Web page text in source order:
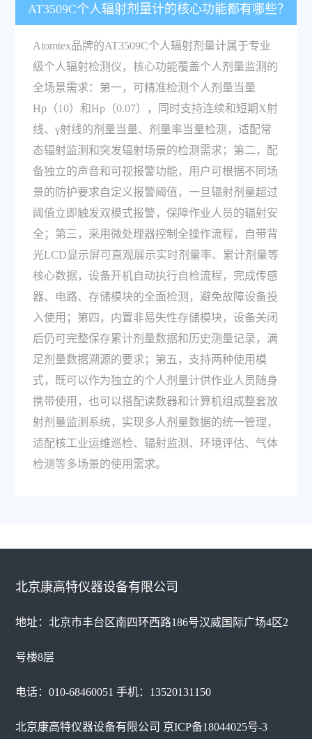
AT3509C个人辐射剂量计的核心功能都有哪些？
Atomtex品牌的AT3509C个人辐射剂量计属于专业
级个人辐射检测仪，核心功能覆盖个人剂量监测的
全场景需求：第一，可精准检测个人剂量当量
Hp（10）和Hp（0.07），同时支持连续和短期X射
线、γ射线的剂量当量、剂量率当量检测，适配常
态辐射监测和突发辐射场景的检测需求；第二，配
备独立的声音和可视报警功能，用户可根据不同场
景的防护要求自定义报警阈值，一旦辐射剂量超过
阈值立即触发双模式报警，保障作业人员的辐射安
全；第三，采用微处理器控制全操作流程，自带背
光LCD显示屏可直观展示实时剂量率、累计剂量等
核心数据，设备开机自动执行自检流程，完成传感
器、电路、存储模块的全面检测，避免故障设备投
入使用；第四，内置非易失性存储模块，设备关闭
后仍可完整保存累计剂量数据和历史测量记录，满
足剂量数据溯源的要求；第五，支持两种使用模
式，既可以作为独立的个人剂量计供作业人员随身
携带使用，也可以搭配读数器和计算机组成整套放
射剂量监测系统，实现多人剂量数据的统一管理，
适配核工业运维巡检、辐射监测、环境评估、气体
检测等多场景的使用需求。
北京康高特仪器设备有限公司
地址：北京市丰台区南四环西路186号汉威国际广场4区2
号楼8层
电话：010-68460051 手机：13520131150
北京康高特仪器设备有限公司 京ICP备18044025号-3